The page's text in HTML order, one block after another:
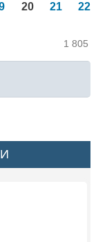
20 21
22
1 805